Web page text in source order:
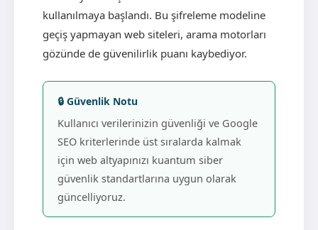
kullanılmaya başlandı. Bu şifreleme modeline
geçiş yapmayan web siteleri, arama motorları
gözünde de güvenilirlik puanı kaybediyor.
🔒 Güvenlik Notu
Kullanıcı verilerinizin güvenliği ve Google
SEO kriterlerinde üst sıralarda kalmak
için web altyapınızı kuantum siber
güvenlik standartlarına uygun olarak
güncelliyoruz.